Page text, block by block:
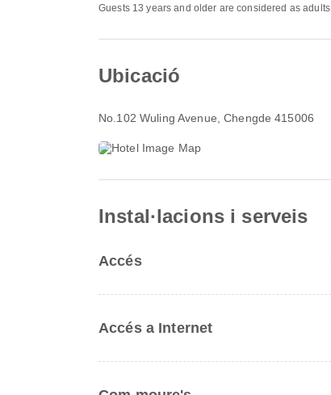
Guests 13 years and older are considered as adults
Ubicació
No.102 Wuling Avenue , Chengde 415006
Instal·lacions i serveis
Accés
Accés a Internet